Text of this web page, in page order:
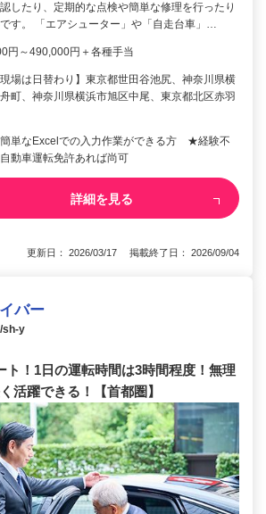
したり、定期的な点検や簡単な修理を行ったり
す。 「エアシューター」や「自走台車」…
円～490,000円＋各種手当
現場は日替わり】東京都世田谷池尻、神奈川県横
町、神奈川県横浜市旭区中尾、東京都北区赤羽
単なExcelでの入力作業ができる方 ★経験不
車運転免許あれば尚可
詳細を見る
更新日： 2026/03/17 掲載終了日： 2026/09/04
バー
sh-y
ト！1日の運転時間は3時間程度！無理
活躍できる！【首都圏】